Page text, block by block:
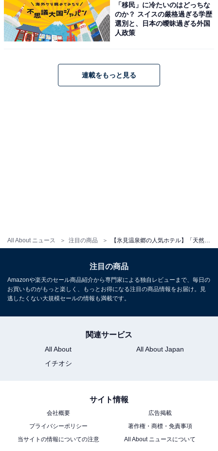
All About ニュース 注目の商品
アクセス・料金・宿泊情報は？
チェックイン・チェックアウト
チェックアウト：10:00
※プランにより時間が異なる可能性があります
また、記事中の宿泊プランを予約すると、売上の一部が
オールアバウトに還元されることがあります。
【熱海温泉の人気ホテル】「絶景掛け流しの宿
熱海月右衛門」が選ばれる理由
「移民」に冷たいのはどっちな
のか？ スイスの厳格過ぎる学歴
選別と、日本の曖昧過ぎる外国
人政策
連載をもっと見る
注目の商品
Amazonや楽天のセール商品紹介から専門家による独自レビューまで、毎日の
お買いものがもっと楽しく、もっとお得になる注目の商品情報をお届け。見
逃したくない大規模セールの情報も満載です。
関連サービス
All About
All About Japan
イチオシ
サイト情報
会社概要
広告掲載
プライバシーポリシー
著作権・商標・免責事項
当サイトの情報についての注意
All About ニュースについて